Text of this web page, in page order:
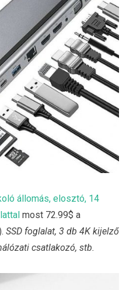
állomás, elosztó, 14
most 72.99$ a
SSD foglalat, 3 db 4K kijelző
csatlakozó, stb.